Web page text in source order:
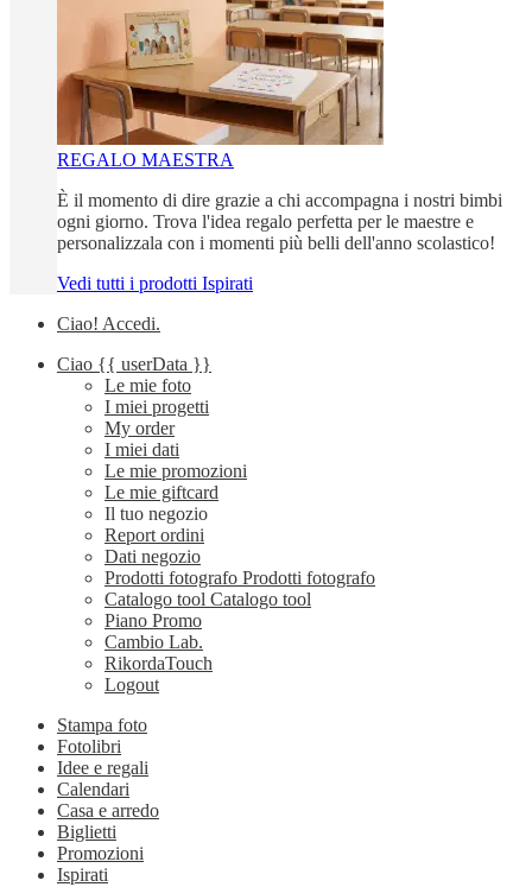
REGALO MAESTRA
È il momento di dire grazie a chi accompagna i nostri bimbi
ogni giorno. Trova l'idea regalo perfetta per le maestre e
personalizzala con i momenti più belli dell'anno scolastico!
Vedi tutti i prodotti Ispirati
Ciao! Accedi.
Ciao {{ userData }}
Le mie foto
I miei progetti
My order
I miei dati
Le mie promozioni
Le mie giftcard
Il tuo negozio
Report ordini
Dati negozio
Prodotti fotografo Prodotti fotografo
Catalogo tool Catalogo tool
Piano Promo
Cambio Lab.
RikordaTouch
Logout
Stampa foto
Fotolibri
Idee e regali
Calendari
Casa e arredo
Biglietti
Promozioni
Ispirati